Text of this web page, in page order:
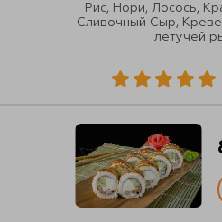
Рис, Нори, Лосось,
Сливочный Сыр,
летучей